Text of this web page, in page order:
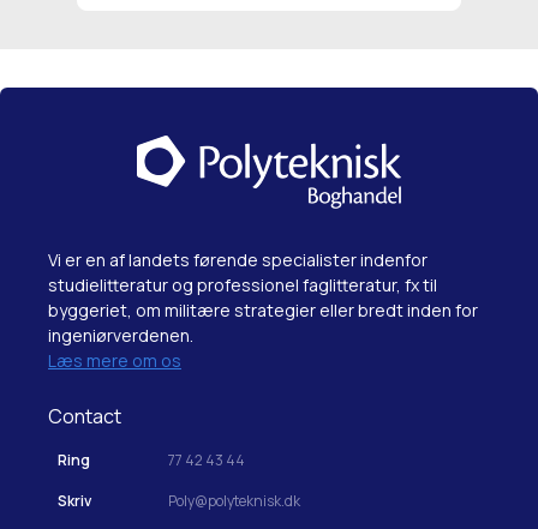
Vi er en af landets førende specialister indenfor
studielitteratur og professionel faglitteratur, fx til
byggeriet, om militære strategier eller bredt inden for
ingeniørverdenen.
Læs mere om os
Contact
Ring
77 42 43 44
Skriv
Poly@polyteknisk.dk